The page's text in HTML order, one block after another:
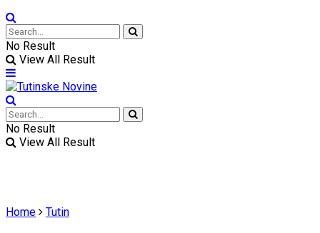
No Result
View All Result
No Result
View All Result
Home Tutin